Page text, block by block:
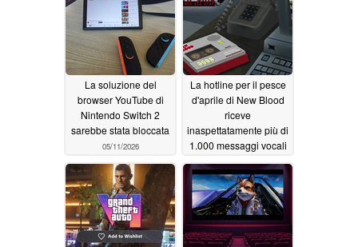
La soluzione del
browser YouTube di
Nintendo Switch 2
sarebbe stata bloccata
05/11/2026
La hotline per il pesce
d'aprile di New Blood
riceve
inaspettatamente più di
1.000 messaggi vocali
dai fan05/09/2026